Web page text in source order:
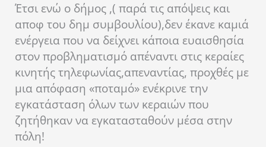
Έτσι ενώ ο δήμος ,( παρά τις απόψεις και
αποφ του δημ συμβουλίου),δεν έκανε καμιά
ενέργεια που να δείχνει κάποια ευαισθησία
στον προβληματισμό απέναντι στις κεραίες
κινητής τηλεφωνίας,απεναντίας, προχθές με
μια απόφαση «ποταμό» ενέκρινε την
εγκατάσταση όλων των κεραιών που
ζητήθηκαν να εγκατασταθούν μέσα στην
πόλη!